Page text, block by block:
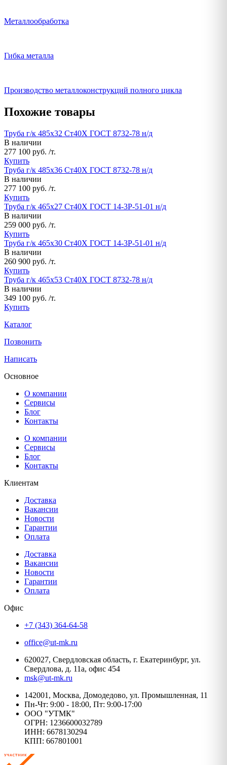
Металлообработка
Гибка металла
Производство металлоконструкций полного цикла
Похожие товары
Труба г/к 485х32 Ст40Х ГОСТ 8732-78 н/д
В наличии
277 100 руб. /т.
Купить
Труба г/к 485х36 Ст40Х ГОСТ 8732-78 н/д
В наличии
277 100 руб. /т.
Купить
Труба г/к 465х27 Ст40Х ГОСТ 14-3Р-51-01 н/д
В наличии
259 000 руб. /т.
Купить
Труба г/к 465х30 Ст40Х ГОСТ 14-3Р-51-01 н/д
В наличии
260 900 руб. /т.
Купить
Труба г/к 465х53 Ст40Х ГОСТ 8732-78 н/д
В наличии
349 100 руб. /т.
Купить
Каталог
Позвонить
Написать
Основное
О компании
Сервисы
Блог
Контакты
О компании
Сервисы
Блог
Контакты
Клиентам
Доставка
Вакансии
Новости
Гарантии
Оплата
Доставка
Вакансии
Новости
Гарантии
Оплата
Офис
+7 (343) 364-64-58
office@ut-mk.ru
620027, Свердловская область, г. Екатеринбург, ул.
Свердлова, д. 11а, офис 454
msk@ut-mk.ru
142001, Москва, Домодедово, ул. Промышленная, 11
Пн-Чт: 9:00 - 18:00, Пт: 9:00-17:00
ООО "УТМК"
ОГРН: 1236600032789
ИНН: 6678130294
КПП: 667801001